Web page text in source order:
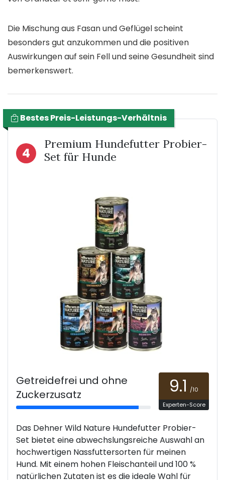
Die Mischung aus Fasan und Geflügel scheint
besonders gut anzukommen und die positiven
Auswirkungen auf sein Fell und seine Gesundheit sind
bemerkenswert.
Bestes Preis-Leistungs-Verhältnis
4
Premium Hundefutter Probier-
Set für Hunde
Getreidefrei und ohne
Zuckerzusatz
9.1 /10
Experten-Score
Das Dehner Wild Nature Hundefutter Probier-
Set bietet eine abwechslungsreiche Auswahl an
hochwertigen Nassfuttersorten für meinen
Hund. Mit einem hohen Fleischanteil und 100 %
natürlichen Zutaten ist es die ideale Wahl für